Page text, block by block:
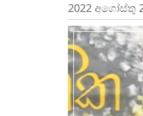
2022 අගෝස්‍තු